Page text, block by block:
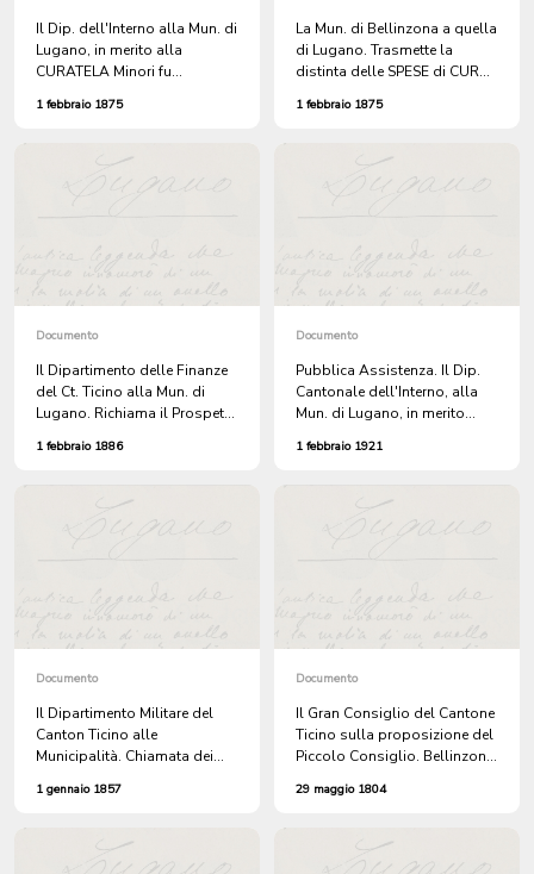
Il Dip. dell'Interno alla Mun. di
Lugano, in merito alla
CURATELA Minori fu
1 febbraio 1875
La Mun. di Bellinzona a quella
di Lugano. Trasmette la
distinta delle SPESE di CURA
distinta delle spese di cura di
1 febbraio 1875
Documento
Il Dipartimento delle Finanze
del Ct. Ticino alla Mun. di
Lugano. Richiama il Prospetto
l'anno 1885.
1 febbraio 1886
Documento
Pubblica Assistenza. Il Dip.
Cantonale dell'Interno, alla
Mun. di Lugano, in merito
Ospedale di Lugano, di EMMY
1 febbraio 1921
Documento
Il Dipartimento Militare del
Canton Ticino alle
Municipalità. Chiamata dei
per un'ispezione. (Guerra
1 gennaio 1857
Documento
Il Gran Consiglio del Cantone
Ticino sulla proposizione del
Piccolo Consiglio. Bellinzona,
del Gran Consiglio, Caglioni
29 maggio 1804